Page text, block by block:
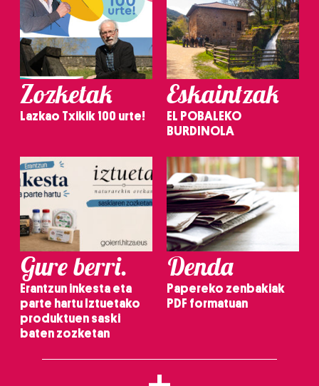
Zozketak
Lazkao Txikik 100 urte!
Eskaintzak
EL POBALEKO
BURDINOLA
Gure berri.
Erantzun inkesta eta
parte hartu Iztuetako
produktuen saski
baten zozketan
Denda
Papereko zenbakiak
PDF formatuan